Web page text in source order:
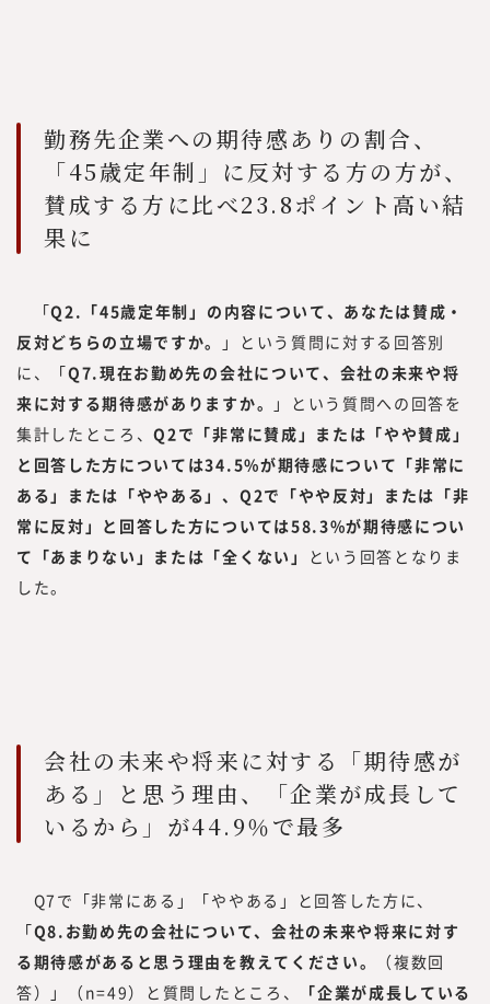
勤務先企業への期待感ありの割合、
「45歳定年制」に反対する方の方が、
賛成する方に比べ23.8ポイント高い結
果に
「Q2.「45歳定年制」の内容について、あなたは賛成・
反対どちらの立場ですか。
」という質問に対する回答別
に、「Q7.現在お勤め先の会社について、会社の未来や将
来に対する期待感がありますか。
」という質問への回答を
集計したところ、Q2で「非常に賛成」または「やや賛成」
と回答した方については34.5%が期待感について「非常に
ある」または「ややある」、Q2で「やや反対」または「非
常に反対」と回答した方については58.3%が期待感につい
て「あまりない」または「全くない」
という回答となりま
した。
会社の未来や将来に対する「期待感が
ある」と思う理由、「企業が成長して
いるから」が44.9％で最多
Q7で「非常にある」「ややある」と回答した方に、
「Q8.お勤め先の会社について、会社の未来や将来に対す
る期待感があると思う理由を教えてください。
（複数回
答）」（n=49）と質問したところ、
「企業が成長している